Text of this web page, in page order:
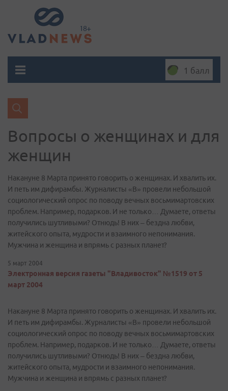
1 балл
Вопросы о женщинах и для
женщин
Накануне 8 Марта принято говорить о женщинах. И хвалить их.
И петь им дифирамбы. Журналисты «В» провели небольшой
социологический опрос по поводу вечных восьмимартовских
проблем. Например, подарков. И не только… Думаете, ответы
получились шутливыми? Отнюдь! В них – бездна любви,
житейского опыта, мудрости и взаимного непонимания.
Мужчина и женщина и впрямь с разных планет?
5 март 2004
Электронная версия газеты "Владивосток" №1519 от 5
март 2004
Накануне 8 Марта принято говорить о женщинах. И хвалить их.
И петь им дифирамбы. Журналисты «В» провели небольшой
социологический опрос по поводу вечных восьмимартовских
проблем. Например, подарков. И не только… Думаете, ответы
получились шутливыми? Отнюдь! В них – бездна любви,
житейского опыта, мудрости и взаимного непонимания.
Мужчина и женщина и впрямь с разных планет?